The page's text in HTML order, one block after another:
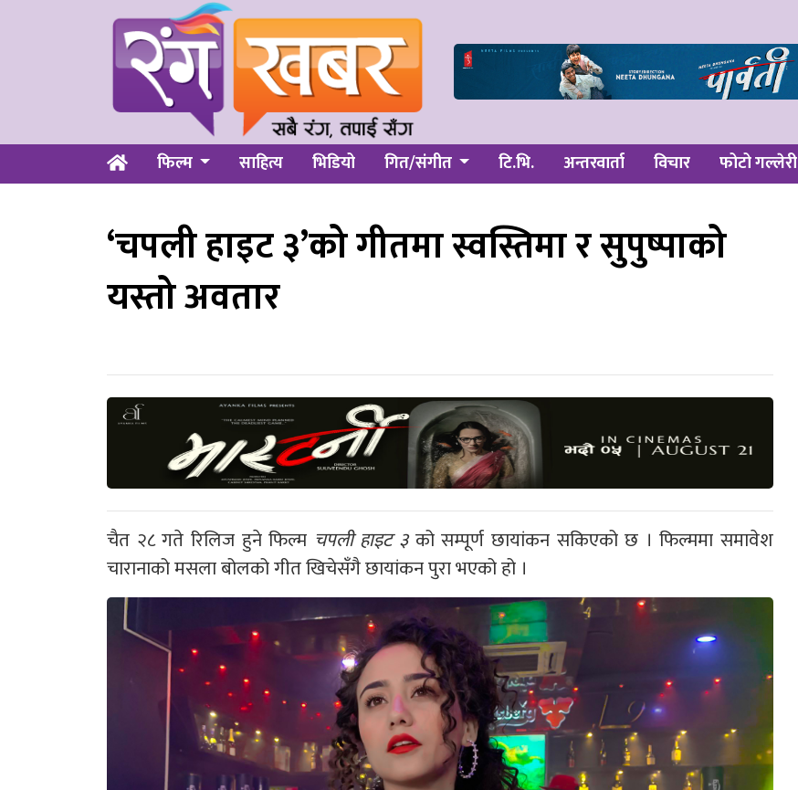
फिल्म साहित्य भिडियो गित/संगीत टि.भि. अन्तरवार्ता विचार फोटो गल्लेरी
‘चपली हाइट ३’को गीतमा स्वस्तिमा र सुपुष्पाको
यस्तो अवतार
चैत २८ गते रिलिज हुने फिल्म चपली हाइट ३को सम्पूर्ण छायांकन सकिएको छ । फिल्ममा समावेश
चारानाको मसला बोलको गीत खिचेसँगै छायांकन पुरा भएको हो ।